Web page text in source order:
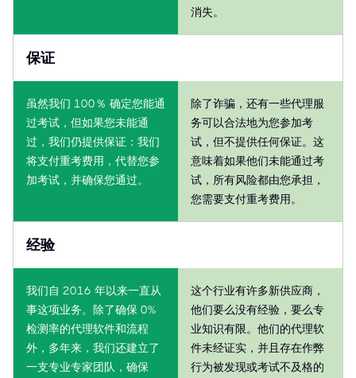
消失。
保证
虽然我们 100％ 确定您能通
过考试，但如果您未能通
过，我们仍提供保证：我们
将支付重考费用，代替您参
加考试，并确保您通过。
除了诈骗，还有一些代理服
务可以合法地为您参加考
试，但不提供任何保证。这
意味着如果他们未能通过考
试，所有风险都由您承担，
您需要支付重考费用。
经验
我们自 2016 年以来一直从
事这项业务。除了确保 0%
检测率的代理软件和流程
外，多年来，我们还建立了
一支专业专家团队，确保
这个行业有许多新供应商，
他们要么没有经验，要么专
业知识有限。他们的代理软
件未经证实，并且存在作弊
行为被发现或考试不及格的